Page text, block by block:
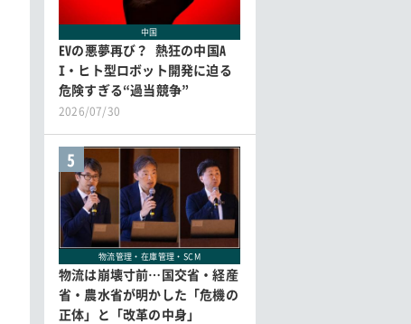
中国
EVの悪夢再び？ 熱狂の中国A
I・ヒト型ロボット開発に迫る
危険すぎる“過当競争”
2026/07/30
5
物流管理・在庫管理・SCM
物流は崩壊寸前…国交省・経産
省・農水省が明かした「危機の
正体」と「改革の中身」